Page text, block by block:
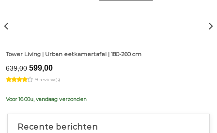
Tower Living | Urban eetkamertafel | 180-260 cm
639,00 Original
price
was:
599,00Current
is:
9 review(s)
Voor 16.00u, vandaag verzonden
Recente berichten